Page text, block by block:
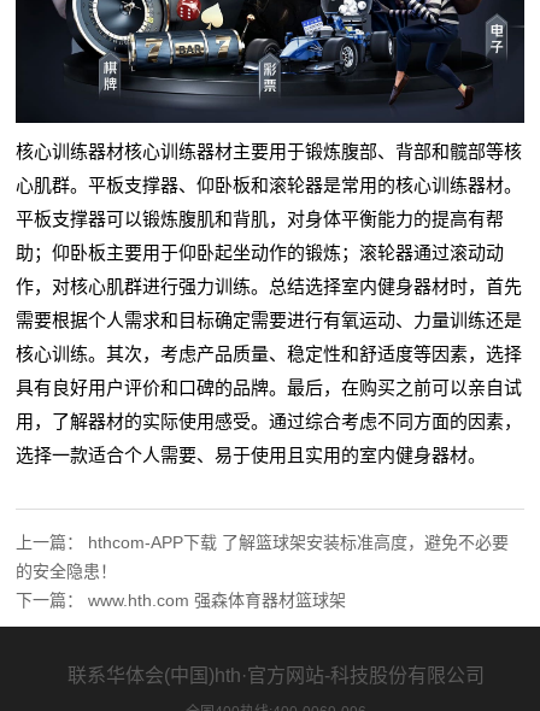
核心训练器材核心训练器材主要用于锻炼腹部、背部和髋部等核
心肌群。平板支撑器、仰卧板和滚轮器是常用的核心训练器材。
平板支撑器可以锻炼腹肌和背肌，对身体平衡能力的提高有帮
助；仰卧板主要用于仰卧起坐动作的锻炼；滚轮器通过滚动动
作，对核心肌群进行强力训练。总结选择室内健身器材时，首先
需要根据个人需求和目标确定需要进行有氧运动、力量训练还是
核心训练。其次，考虑产品质量、稳定性和舒适度等因素，选择
具有良好用户评价和口碑的品牌。最后，在购买之前可以亲自试
用，了解器材的实际使用感受。通过综合考虑不同方面的因素，
选择一款适合个人需要、易于使用且实用的室内健身器材。
上一篇： hthcom-APP下载 了解篮球架安装标准高度，避免不必要
的安全隐患！
下一篇：www.hth.com 强森体育器材篮球架
联系华体会(中国)hth·官方网站-科技股份有限公司